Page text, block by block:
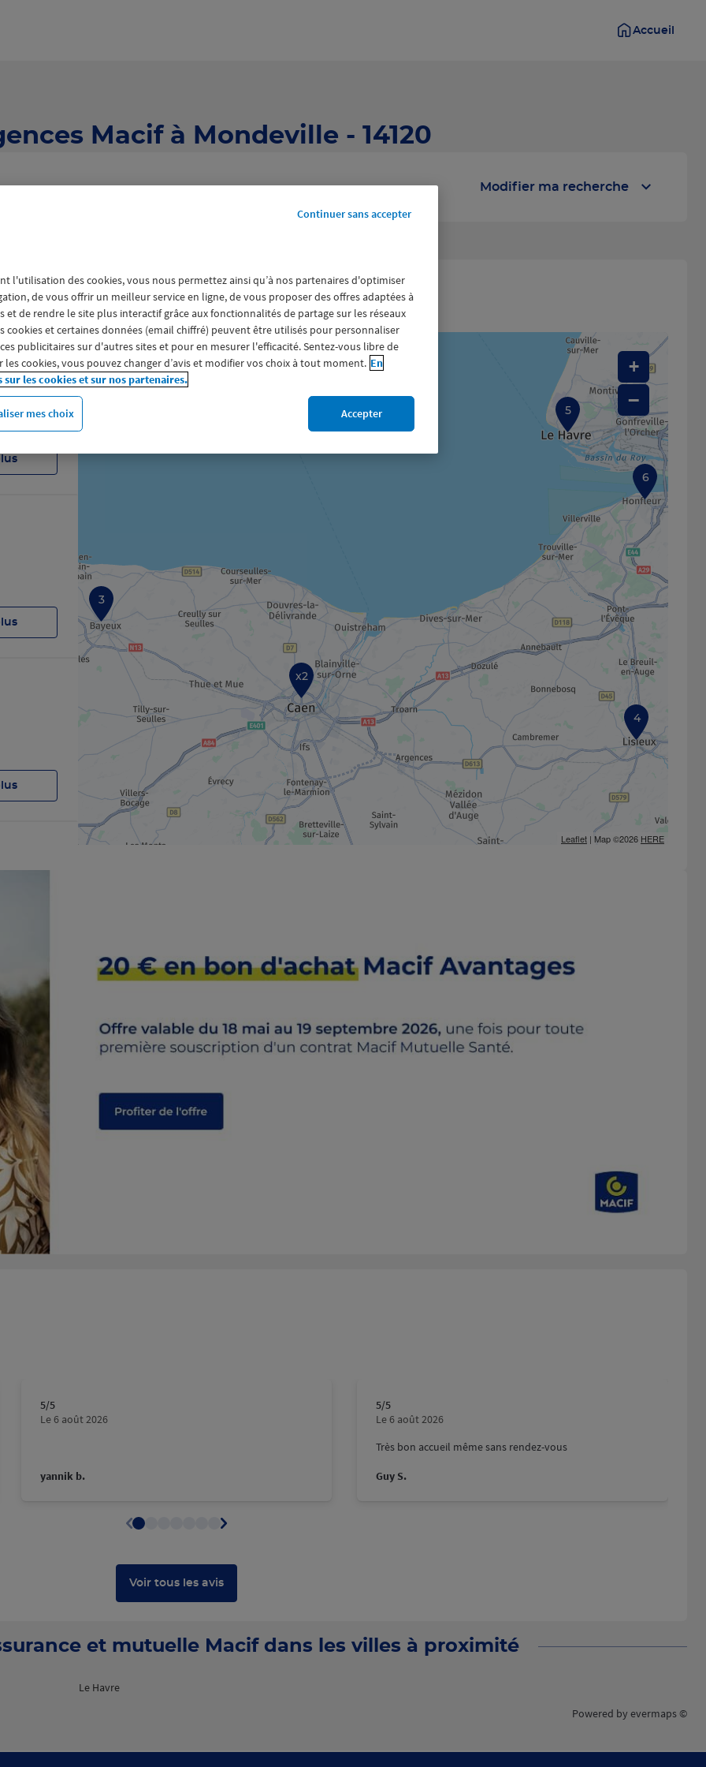
Accueil
Macif à Mondeville - 14120
Modifier ma recherche
6 agences Macif à Mondeville
4
6
5
3
x2
+
−
Leaflet| Map ©2026 HERE
5/5Note de 5 sur 5
Le 6 août 2026
yannik b.
5/5
Le 6 août 2026
Très bon accueil même sans rendez-vous
Guy S.
Voir tous les avis
et mutuelle Macif dans les villes à proximité
Le Havre
Powered by evermaps ©
l'utilisation des cookies, vous nous permettez ainsi qu’à nos partenaires d'optimiser
de vous offrir un meilleur service en ligne, de vous proposer des offres adaptées à
et de rendre le site plus interactif grâce aux fonctionnalités de partage sur les réseaux
cookies et certaines données (email chiffré) peuvent être utilisés pour personnaliser
publicitaires sur d'autres sites et pour en mesurer l'efficacité. Sentez-vous libre de
les cookies, vous pouvez changer d’avis et modifier vos choix à tout moment. En
sur les cookies et sur nos partenaires.
mes choix
Continuer sans accepter
Accepter